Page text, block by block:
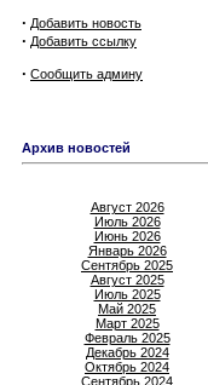
· Добавить новость
· Добавить ссылку
· Сообщить админу
Архив новостей
Август 2026
Июль 2026
Июнь 2026
Январь 2026
Сентябрь 2025
Август 2025
Июль 2025
Май 2025
Март 2025
Февраль 2025
Декабрь 2024
Октябрь 2024
Сентябрь 2024